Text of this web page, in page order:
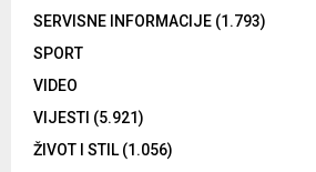
SERVISNE INFORMACIJE (1.793)
SPORT
VIDEO
VIJESTI (5.921)
ŽIVOT I STIL(1.056)